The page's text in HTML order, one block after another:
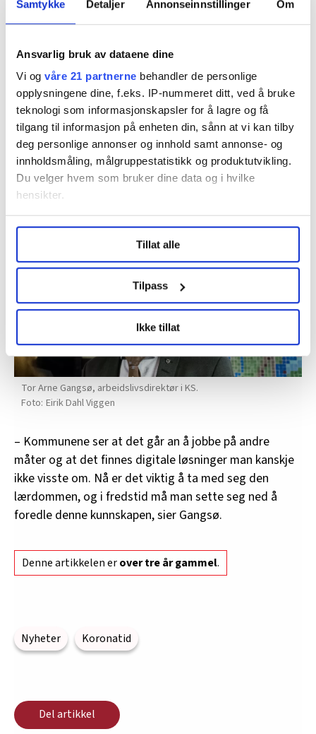
Samtykke Detaljer Annonseinnstillinger Om
Ansvarlig bruk av dataene dine
Vi og våre 21 partnerne behandler de personlige
opplysningene dine, f.eks. IP-nummeret ditt, ved å bruke
teknologi som informasjonskapsler for å lagre og få
tilgang til informasjon på enheten din, sånn at vi kan tilby
deg personlige annonser og innhold samt annonse- og
innholdsmåling, målgruppestatistikk og produktutvikling.
Du velger hvem som bruker dine data og i hvilke
hensikter.
Undermer infokan du lese om hvordan dine personlige
data behandles og hvordan du kan velge hvordan de skal
brukes. Du kan hele tiden endre eller trekke tilbake ditt
samtykke fra erklæringen om informasjonskapsler.
LO Medias publikasjoner frifagbevegelse.no, hk-nytt.no
og fontene.no bruker informasjonskapsler (cookies) for å
lære hvordan våre nettsider blir brukt slik at vi tilby
relevant innhold, tilpassede annonser og utarbeide
Vi deler bare informasjon om hvordan du bruker
oversikten lengre ned på denne siden.
Tillat alle
Tilpass
Ikke tillat
Mimmi Kvisvik tror hjemmekontor kan gi mer
likestilling
– Må ta med oss lærdommen
Tor Arne Gangsø, arbeidslivsdirektør i kommunenes
organisasjon KS, mener koronakrisen har vist at
kommunene og de ansatte kan snu seg rundt og finne
løsninger når kriser oppstår. Også han tror det kan
Tor Arne Gangsø, arbeidslivsdirektør i KS.
Eirik Dahl Viggen
– Kommunene ser at det går an å jobbe på andre
måter og at det finnes digitale løsninger man kanskje
ikke visste om. Nå er det viktig å ta med seg den
lærdommen, og i fredstid må man sette seg ned å
foredle denne kunnskapen, sier Gangsø.
Denne artikkelen erover tre år gammel.
Nyheter Koronatid
Del artikkel